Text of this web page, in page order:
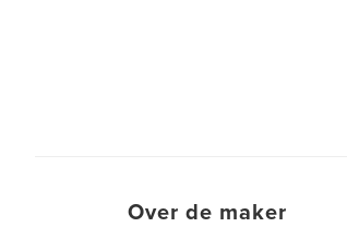
Over de maker